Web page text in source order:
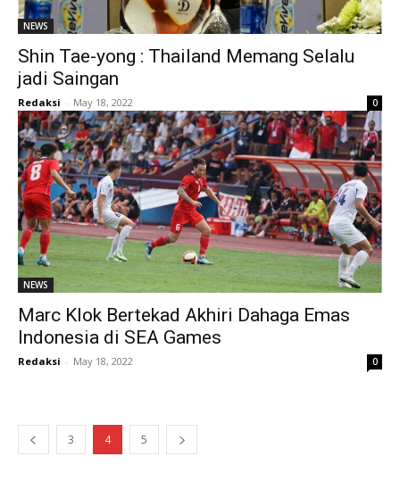
NEWS
Shin Tae-yong : Thailand Memang Selalu
jadi Saingan
Redaksi - May 18, 2022 0
NEWS
Marc Klok Bertekad Akhiri Dahaga Emas
Indonesia di SEA Games
Redaksi - May 18, 2022 0
3 4 5